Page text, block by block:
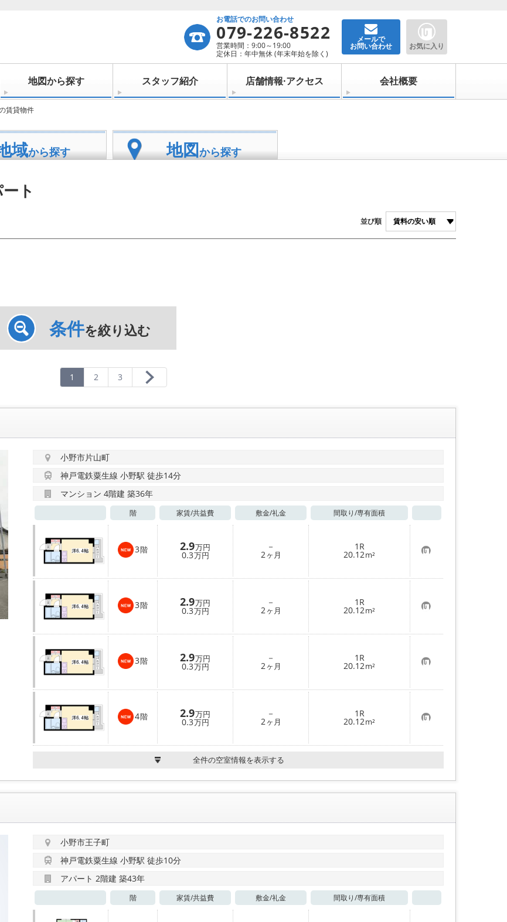
お電話でのお問い合わせ
079-226-8522
営業時間：9:00～19:00
定休日：年中無休 (年末年始を除く)
メールで
お問い合わせ お気に入り
地図から探す スタッフ紹介 店舗情報·アクセス 会社概要
賃貸物件
域から探す 地図から探す
ト
並び順
条件を絞り込む
1 2 3
小野市片山町
神戸電鉄粟生線 小野駅 徒歩14分
マンション 4階建 築36年
階 家賃/共益費 敷金/礼金 間取り/専有面積
3階 2.9万円
0.3万円
－
2ヶ月
1R
20.12m² お
気
に
入
り
登
録
3階 2.9万円
0.3万円
－
2ヶ月
1R
20.12m² お
気
に
入
り
登
録
3階 2.9万円
0.3万円
－
2ヶ月
1R
20.12m² お
気
に
入
り
登
録
4階 2.9万円
0.3万円
－
2ヶ月
1R
20.12m² お
気
に
入
全件の空室情報を表示する
小野市王子町
神戸電鉄粟生線 小野駅 徒歩10分
アパート 2階建 築43年
階 家賃/共益費 敷金/礼金 間取り/専有面積